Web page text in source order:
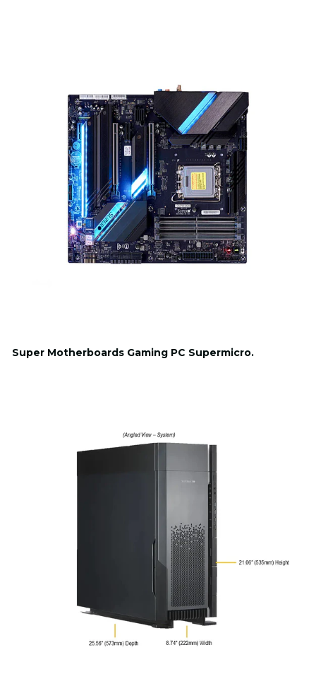
Super Motherboards Gaming PC Supermicro.